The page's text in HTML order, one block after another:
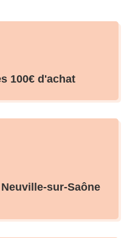
100€ d'achat
sur-Saône